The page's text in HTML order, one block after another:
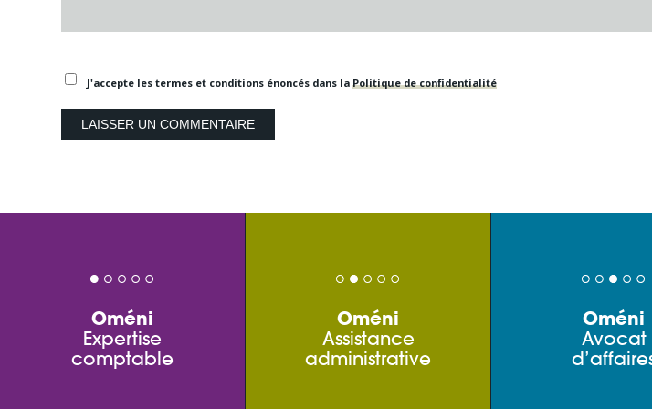
J'accepte les termes et conditions énoncés dans la Politique de confidentialité
Oméni
Expertise
comptable
Oméni
Assistance
administrative
Oméni
Avocat